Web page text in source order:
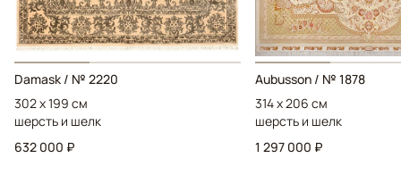
Damask / № 2220
302 x 199 см
шерсть и шелк
632 000 ₽
Aubusson / № 1878
314 x 206 см
шерсть и шелк
1 297 000 ₽